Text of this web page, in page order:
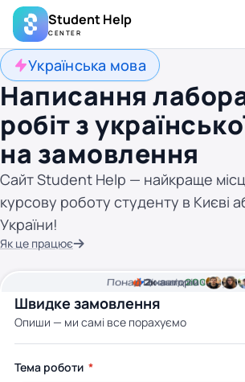
Student Help
CENTER
Українська мова
Написання
робіт з
на замовлення
Сайт Student Help — найкраще
курсову роботу студенту в Києві
України!
Як це працює
Швидке замовлення
Опиши — ми самі все порахуємо
2хвилини часу
Ціна від200 грн
Понад2кавторів
Тема роботи